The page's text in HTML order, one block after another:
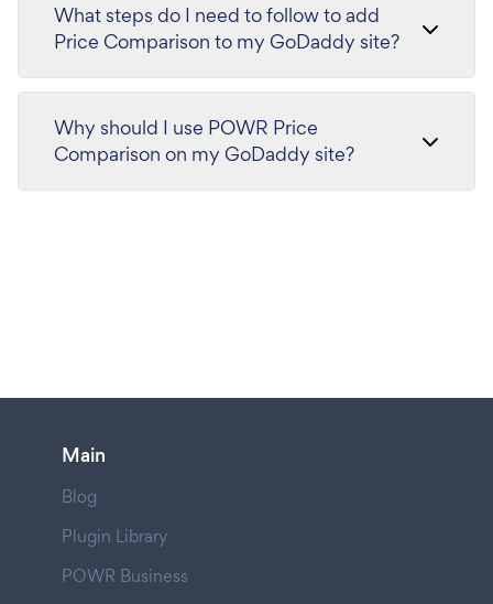
What steps do I need to follow to add
Price Comparison to my GoDaddy site?
Why should I use POWR Price
Comparison on my GoDaddy site?
Main
Blog
Plugin Library
POWR Business